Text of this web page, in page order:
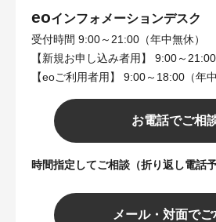
eoインフォメーションデスク
受付時間 9:00～21:00（年中無休）
【新規お申し込み者用】 9:00～21:00
【eoご利用者用】 9:00～18:00（年中
お電話でご相
時間指定してご相談（折り返し電話予
メール・対面でご